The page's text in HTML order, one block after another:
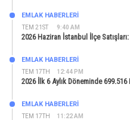
TEM 21ST 9:40 AM
EMLAK HABERLERI
2026 Haziran İstanbul İlçe
TEM 17TH 12:44 PM
EMLAK HABERLERI
2026 İlk 6 Aylık Döneminde 699.516
TEM 17TH 11:22 AM
EMLAK HABERLERI